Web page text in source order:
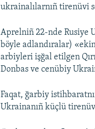
ukrainalılarnıñ tirenüvi
Aprelniñ 22-nde Rusiye
böyle adlandıralar)
arbiyleri işğal etilgen
Donbas ve cenübiy
Faqat, ğarbiy
Ukrainanıñ küçlü